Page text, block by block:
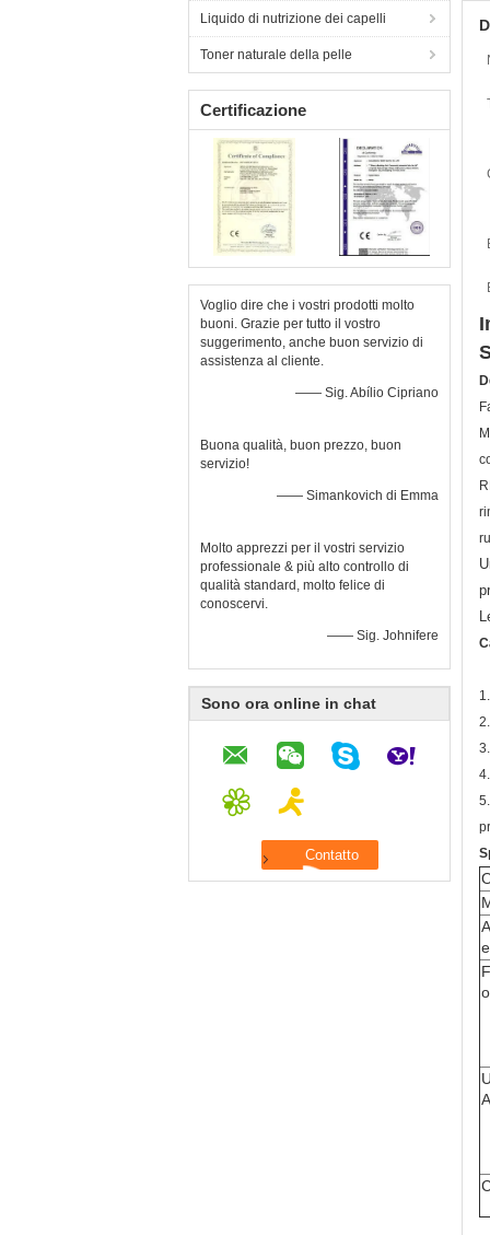
Liquido di nutrizione dei capelli
Toner naturale della pelle
Certificazione
Voglio dire che i vostri prodotti molto
buoni. Grazie per tutto il vostro
suggerimento, anche buon servizio di
assistenza al cliente.
—— Sig. Abílio Cipriano
Buona qualità, buon prezzo, buon
servizio!
—— Simankovich di Emma
Molto apprezzi per il vostri servizio
professionale & più alto controllo di
qualità standard, molto felice di
conoscervi.
—— Sig. Johnifere
Sono ora online in chat
3.